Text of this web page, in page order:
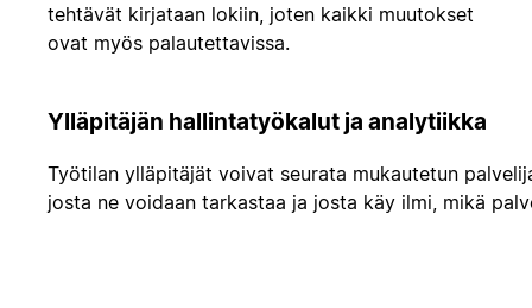
tehtävät kirjataan lokiin, joten kaikki muutokset
ovat myös palautettavissa.
Ylläpitäjän hallintatyökalut ja analytiikka
Työtilan ylläpitäjät voivat seurata mukautetun
josta ne voidaan tarkastaa ja josta käy ilmi, mikä